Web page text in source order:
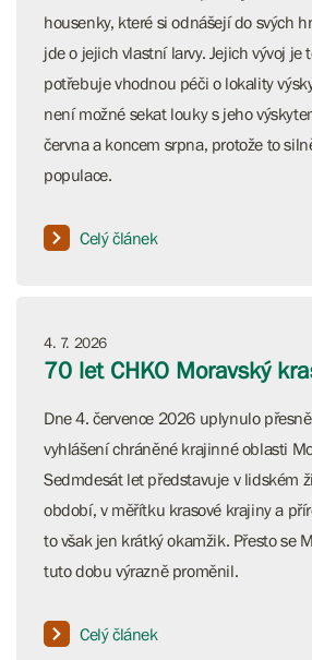
housenky, které si odnášejí do svých
jde o jejich vlastní larvy. Jejich vývoj je
potřebuje vhodnou péči o lokality
není možné sekat louky s jeho
června a koncem srpna, protože to
populace.
Celý článek
4. 7. 2026
70 let CHKO Moravský
Dne 4. července 2026 uplynulo
vyhlášení chráněné krajinné oblasti
Sedmdesát let představuje v lidském
období, v měřítku krasové krajiny a
to však jen krátký okamžik. Přesto se
tuto dobu výrazně proměnil.
Celý článek